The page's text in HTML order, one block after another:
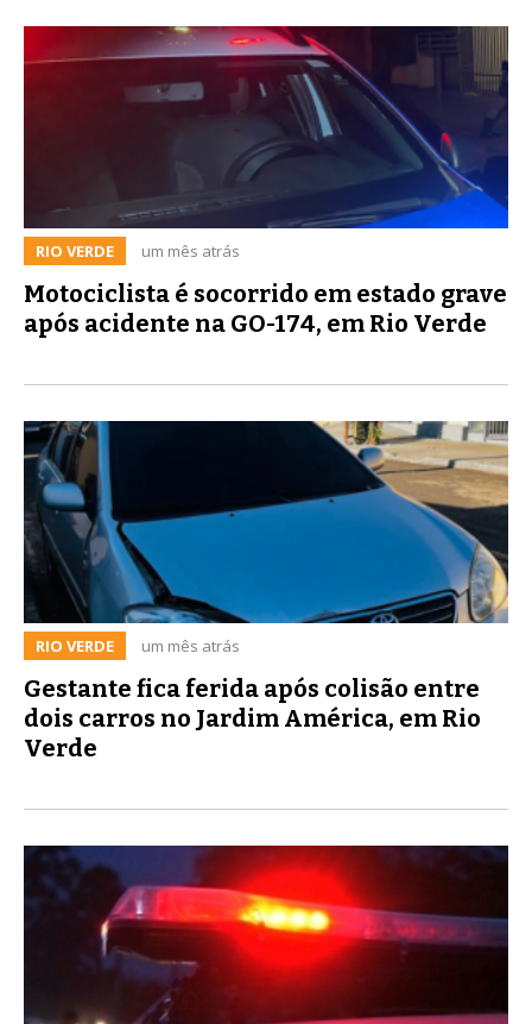
RIO VERDE um mês atrás
Motociclista é socorrido em estado grave
após acidente na GO-174, em Rio Verde
RIO VERDE um mês atrás
Gestante fica ferida após colisão entre
dois carros no Jardim América, em Rio
Verde